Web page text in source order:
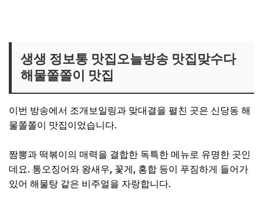
생생 정보통 맛집오늘방송 맛집맞수다
해물쫄쫄이 맛집
이번 방송에서 조개보일링과 맞대결을 펼친 곳은 신당동 해
물쫄쫄이 맛집이었습니다.
짬뽕과 떡볶이의 매력을 결합한 독특한 메뉴로 유명한 곳인
데요. 통오징어와 왕새우, 꽃게, 홍합 등이 푸짐하게 들어가
있어 해물탕 같은 비주얼을 자랑합니다.